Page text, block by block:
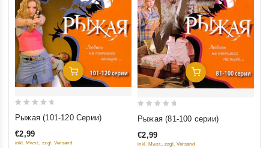
Добавить В Корзину
of
Рыжая (101-120 Серии)
€2,99
inkl. Mwst., zzgl. Versand
Добавить В Корзину
of
Рыжая (81-100 серии)
€2,99
inkl. Mwst., zzgl. Versand